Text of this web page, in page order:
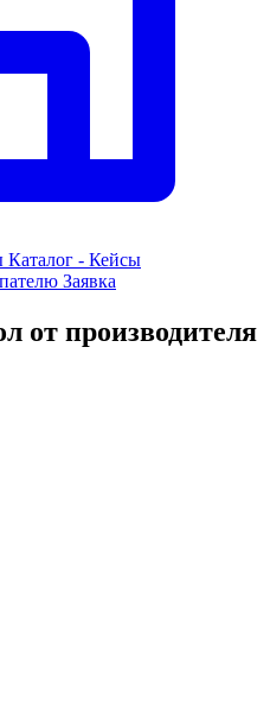
Каталог - Кейсы
Заявка
от производителя